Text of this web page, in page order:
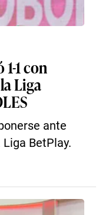
1 con
Liga
ante
BetPlay.